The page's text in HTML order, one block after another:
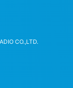
CO.,LTD.